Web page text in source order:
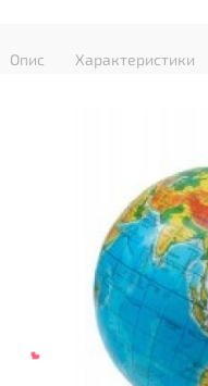
Опис Характеристики